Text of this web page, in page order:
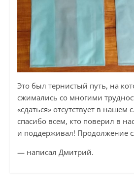
Это был тернистый путь, на
сжимались со многими
«сдаться» отсутствует в нашем
спасибо всем, кто поверил в
и поддерживал! Продолжение
— написал Дмитрий.